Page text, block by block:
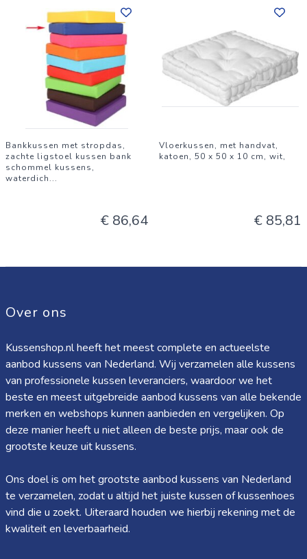
Bankkussen met stropdas,
zachte ligstoel kussen bank
schommel kussens,
waterdich...
€ 86,64
Vloerkussen, met handvat,
katoen, 50 x 50 x 10 cm, wit,
€ 85,81
Over ons
Kussenshop.nl heeft het meest complete en actueelste
aanbod kussens van Nederland. Wij verzamelen alle kussens
van professionele kussen leveranciers, waardoor we het
beste en meest uitgebreide aanbod kussens van alle bekende
merken en webshops kunnen aanbieden en vergelijken. Op
deze manier heeft u niet alleen de beste prijs, maar ook de
grootste keuze uit kussens.
Ons doel is om het grootste aanbod kussens van Nederland
te verzamelen, zodat u altijd het juiste kussen of kussenhoes
vind die u zoekt. Uiteraard houden we hierbij rekening met de
kwaliteit en leverbaarheid.